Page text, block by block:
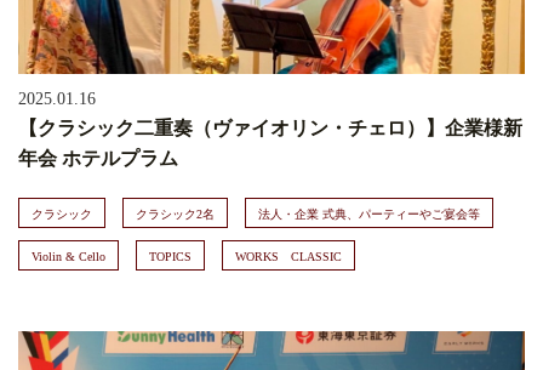
2025.01.16
【クラシック二重奏（ヴァイオリン・チェロ）】企業様新
年会 ホテルプラム
クラシック クラシック2名 法人・企業 式典、パーティーやご宴会等
Violin & Cello TOPICS WORKS CLASSIC